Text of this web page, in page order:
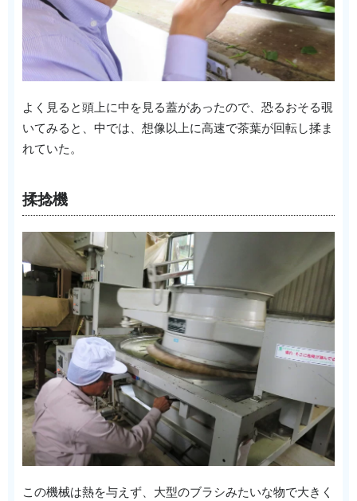
よく見ると頭上に中を見る蓋があったので、恐るおそる覗
いてみると、中では、想像以上に高速で茶葉が回転し揉ま
れていた。
揉捻機
この機械は熱を与えず、大型のブラシみたいな物で大きく